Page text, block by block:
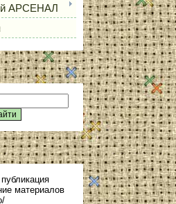
АРСЕНАЛ
материалов